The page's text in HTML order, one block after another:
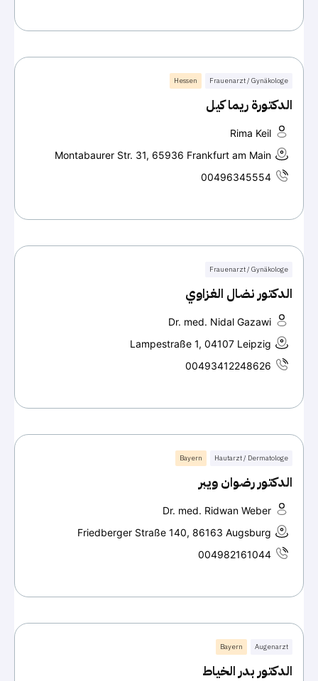
Frauenarzt / Gynäkologe
Hessen
الدكتورة ريما كيل
Rima Keil
Montabaurer Str. 31, 65936 Frankfurt am Main
00496345554
Frauenarzt / Gynäkologe
الدكتور نضال الغزاوي
Dr. med. Nidal Gazawi
Lampestraße 1, 04107 Leipzig
00493412248626
Hautarzt / Dermatologe
Bayern
الدكتور رضوان ويبر
Dr. med. Ridwan Weber
Friedberger Straße 140, 86163 Augsburg
004982161044
Augenarzt
Bayern
الدكتور بدر الخياط